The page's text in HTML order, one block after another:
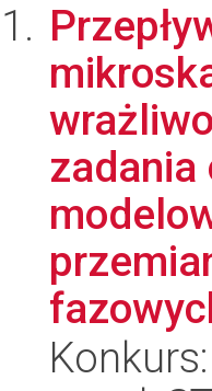
zadania
Konkurs: